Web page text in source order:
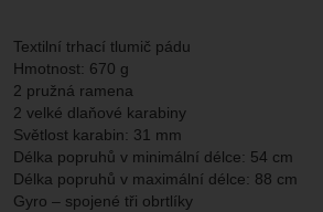
Textilní trhací tlumič pádu
Hmotnost: 670 g
2 pružná ramena
2 velké dlaňové karabiny
Světlost karabin: 31 mm
Délka popruhů v minimální délce: 54 cm
Délka popruhů v maximální délce: 88 cm
Gyro – spojené tři obrtlíky